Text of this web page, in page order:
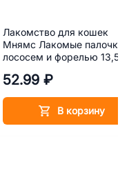
Лакомство для кошек
Мнямс Лакомые палочки
лососем и форелью 13,5
52.99 ₽
В корзину